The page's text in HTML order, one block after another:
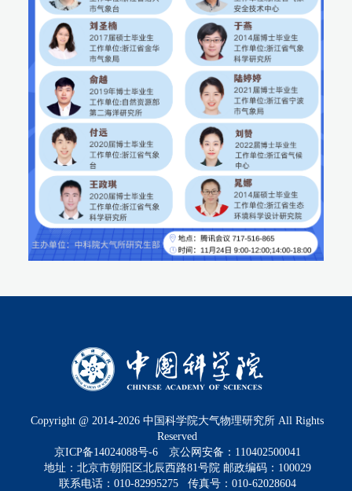
Copyright @ 2014-2026 中国科学院大气物理研究所 All Rights
Reserved
京ICP备14024088号-6
京公网安备：110402500041
地址：北京市朝阳区北辰西路81号院 邮政编码：100029
联系电话：010-82995275 传真号：010-62028604